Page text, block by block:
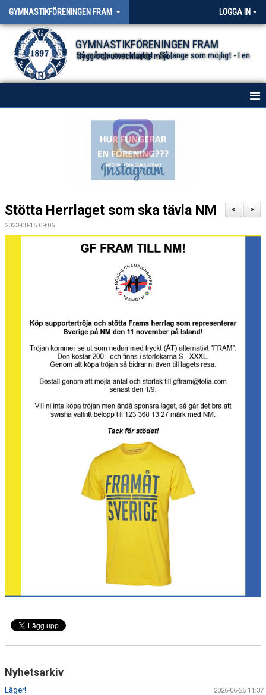
GYMNASTIKFÖRENINGEN FRAM LOGGA IN
GYMNASTIKFÖRENINGEN FRAM
Så många som möjligt - Så länge som möjligt - I en trygg och utvecklande miljö.
NYHETER FÖR ALLA TRUPPER
>
<
Stötta Herrlaget som ska tävla NM
2023-08-15 09:06
Nyhetsarkiv
Läger! 2026-06-25 11:37